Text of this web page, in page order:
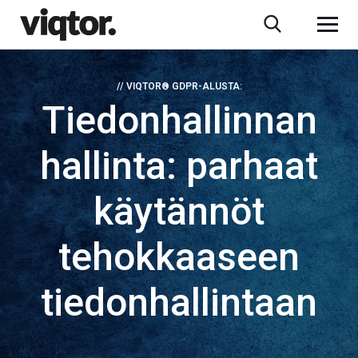
// VIQTOR® GDPR-ALUSTA:
Tiedonhallinnan
hallinta: parhaat
käytännöt
tehokkaaseen
tiedonhallintaan